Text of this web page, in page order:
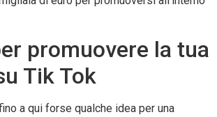
promuovere la tua
Tik Tok
a qui forse qualche idea per una